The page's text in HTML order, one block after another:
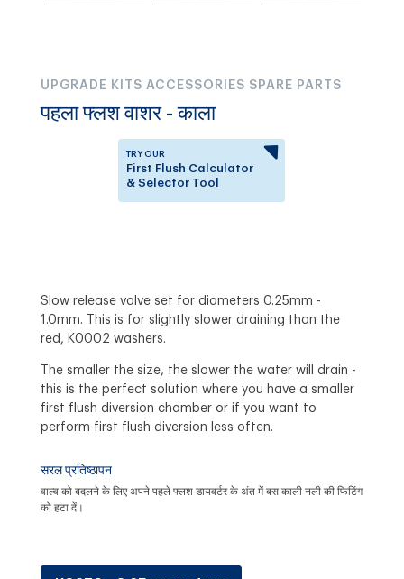
UPGRADE KITS ACCESSORIES SPARE PARTS
पहला फ्लश वाशर - काला
TRY OUR
First Flush Calculator
& Selector Tool
Slow release valve set for diameters 0.25mm -
1.0mm. This is for slightly slower draining than the
red, K0002 washers.
The smaller the size, the slower the water will drain -
this is the perfect solution where you have a smaller
first flush diversion chamber or if you want to
perform first flush diversion less often.
सरल प्रतिष्ठापन
वाल्व को बदलने के लिए अपने पहले फ्लश डायवर्टर के अंत में बस काली नली की फिटिंग
को हटा दें।